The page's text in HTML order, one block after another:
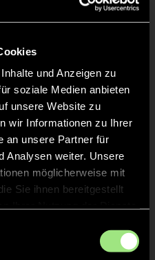
und Anzeigen zu
soziale Medien anbieten
unsere Website zu
wir Informationen zu Ihrer
an unsere Partner für
Analysen weiter. Unsere
möglicherweise mit
Sie ihnen bereitgestellt